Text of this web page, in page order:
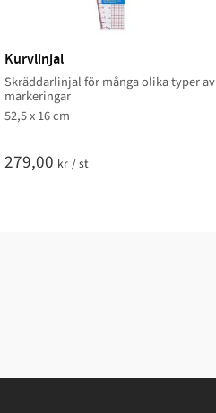
Kurvlinjal
Skräddarlinjal för många olika typer av
markeringar
52,5 x 16 cm
279,00 kr /st